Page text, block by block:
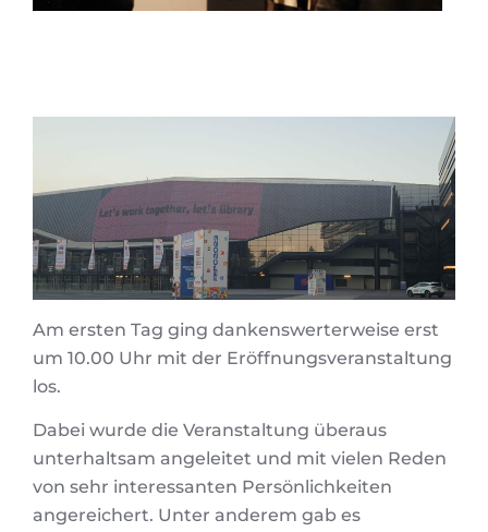
Am ersten Tag ging dankenswerterweise erst
um 10.00 Uhr mit der Eröffnungsveranstaltung
los.
Dabei wurde die Veranstaltung überaus
unterhaltsam angeleitet und mit vielen Reden
von sehr interessanten Persönlichkeiten
angereichert. Unter anderem gab es